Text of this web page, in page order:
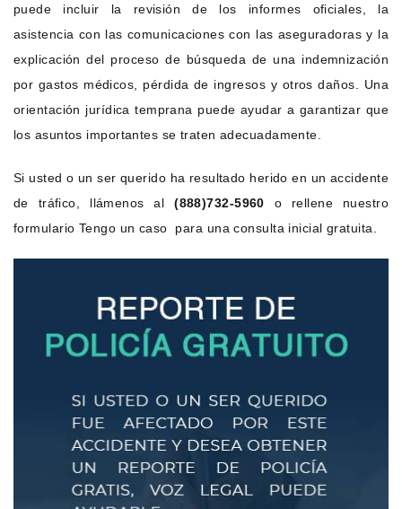
puede incluir la revisión de los informes oficiales, la
asistencia con las comunicaciones con las aseguradoras y la
explicación del proceso de búsqueda de una indemnización
por gastos médicos, pérdida de ingresos y otros daños. Una
orientación jurídica temprana puede ayudar a garantizar que
los asuntos importantes se traten adecuadamente.
Si usted o un ser querido ha resultado herido en un accidente
de tráfico, llámenos al(888)732-5960 o rellene nuestro
formulario Tengo un caso para una consulta inicial gratuita.